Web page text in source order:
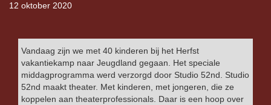
12 oktober 2020
Vandaag zijn we met 40 kinderen bij het Herfst
vakantiekamp naar Jeugdland gegaan. Het speciale
middagprogramma werd verzorgd door Studio 52nd. Studio
52nd maakt theater. Met kinderen, met jongeren, die ze
koppelen aan theaterprofessionals. Daar is een hoop over